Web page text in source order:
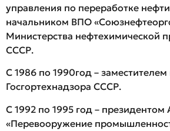
управления по переработке
начальником ВПО
Министерства нефтехимической
СССР.
С 1986 по 1990год –
Госгортехнадзора СССР.
С 1992 по 1995 год – президентом
«Перевооружение